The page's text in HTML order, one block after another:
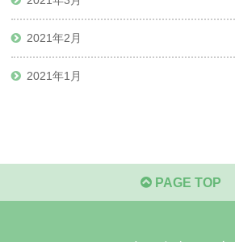
2021年2月
2021年1月
PAGE TOP